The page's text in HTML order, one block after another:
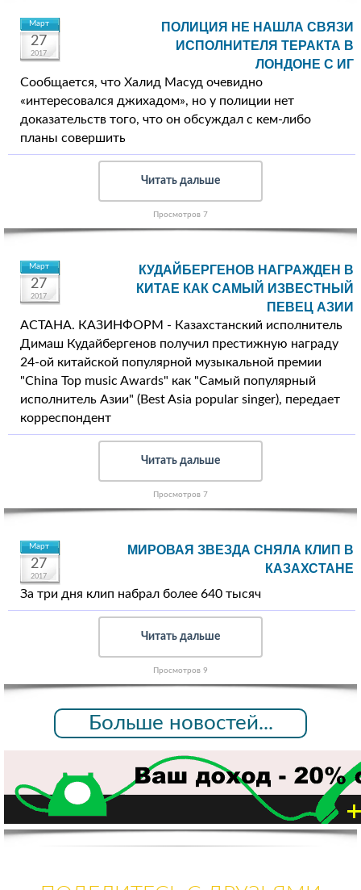
Март
27
2017
ПОЛИЦИЯ НЕ НАШЛА СВЯЗИ
ИСПОЛНИТЕЛЯ ТЕРАКТА В
ЛОНДОНЕ С ИГ
Сообщается, что Халид Масуд очевидно
«интересовался джихадом», но у полиции нет
доказательств того, что он обсуждал с кем-либо
планы совершить
Читать дальше
Просмотров 7
Март
27
2017
КУДАЙБЕРГЕНОВ НАГРАЖДЕН В
КИТАЕ КАК САМЫЙ ИЗВЕСТНЫЙ
ПЕВЕЦ АЗИИ
АСТАНА. КАЗИНФОРМ - Казахстанский исполнитель
Димаш Кудайбергенов получил престижную награду
24-ой китайской популярной музыкальной премии
"China Top music Awards" как "Самый популярный
исполнитель Азии" (Best Asia popular singer), передает
корреспондент
Читать дальше
Просмотров 7
Март
27
2017
МИРОВАЯ ЗВЕЗДА СНЯЛА КЛИП В
КАЗАХСТАНЕ
За три дня клип набрал более 640 тысяч
Читать дальше
Просмотров 9
Больше новостей...